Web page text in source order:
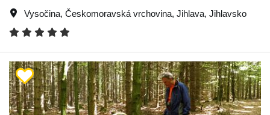
Vysočina, Českomoravská vrchovina, Jihlava, Jihlavsko